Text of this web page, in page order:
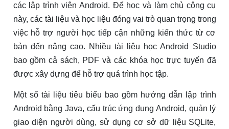
các lập trình viên Android. Để học và làm chủ công cụ
này, các tài liệu và học liệu đóng vai trò quan trọng trong
việc hỗ trợ người học tiếp cận những kiến thức từ cơ
bản đến nâng cao. Nhiều tài liệu học Android Studio
bao gồm cả sách, PDF và các khóa học trực tuyến đã
được xây dựng để hỗ trợ quá trình học tập.
Một số tài liệu tiêu biểu bao gồm hướng dẫn lập trình
Android bằng Java, cấu trúc ứng dụng Android, quản lý
giao diện người dùng, sử dụng cơ sở dữ liệu SQLite,